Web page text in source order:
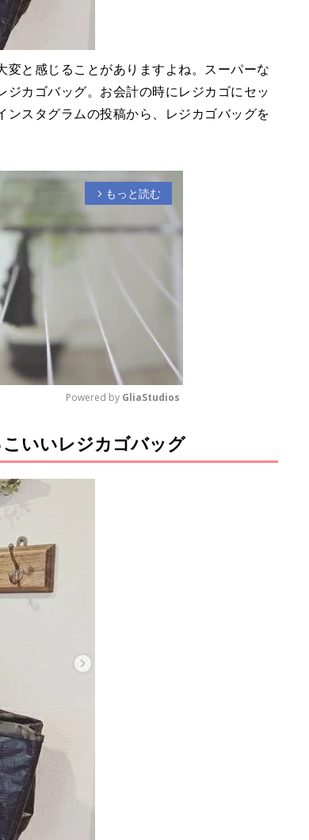
と感じることがありますよね。スーパーな
カゴバッグ。お会計の時にレジカゴにセッ
ンスタグラムの投稿から、レジカゴバッグを
arrow_forward_ios もっと読む
M
u
Powered by GliaStudios
いいレジカゴバッグ